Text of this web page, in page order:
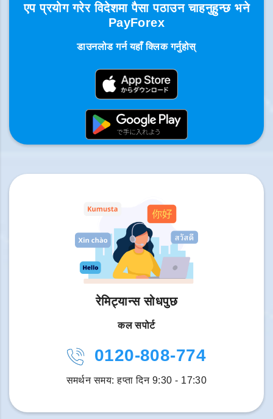
एप प्रयोग गरेर विदेशमा पैसा पठाउन चाहनुहुन्छ भने
PayForex
डाउनलोड गर्न यहाँ क्लिक गर्नुहोस्
रेमिट्यान्स सोधपुछ
कल सपोर्ट
0120-808-774
समर्थन समय: हप्ता दिन 9:30 - 17:30